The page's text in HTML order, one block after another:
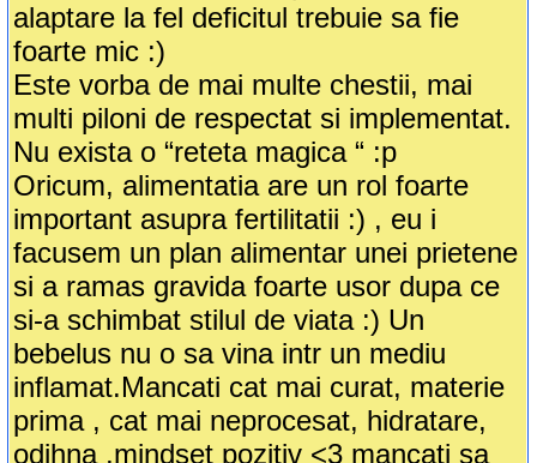
alaptare la fel deficitul trebuie sa fie
foarte mic :)
Este vorba de mai multe chestii, mai
multi piloni de respectat si implementat.
Nu exista o “reteta magica “ :p
Oricum, alimentatia are un rol foarte
important asupra fertilitatii :) , eu i
facusem un plan alimentar unei prietene
si a ramas gravida foarte usor dupa ce
si-a schimbat stilul de viata :) Un
bebelus nu o sa vina intr un mediu
inflamat.Mancati cat mai curat, materie
prima , cat mai neprocesat, hidratare,
odihna ,mindset pozitiv <3 mancati sa